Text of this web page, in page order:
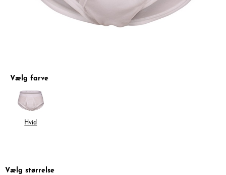
Vælg farve
Hvid
Vælg størrelse